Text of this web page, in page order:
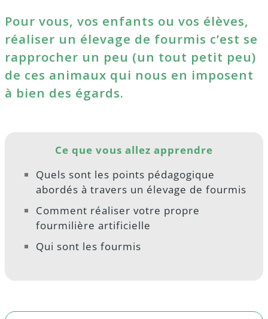
Pour vous, vos enfants ou vos élèves,
réaliser un élevage de fourmis c’est se
rapprocher un peu (un tout petit peu)
de ces animaux qui nous en imposent
à bien des égards.
Ce que vous allez apprendre
Quels sont les points pédagogique
abordés à travers un élevage de fourmis
Comment réaliser votre propre
fourmilière artificielle
Qui sont les fourmis